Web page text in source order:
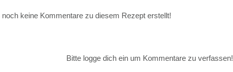
noch keine Kommentare zu diesem Rezept erstellt!
Bitte logge dich ein um Kommentare zu verfassen!